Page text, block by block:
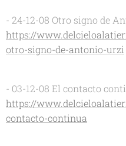
- 24-12-08 Otro signo de
https://
otro-signo-de-antonio-urzi
- 03-12-08 El contacto
https://
contacto-continua